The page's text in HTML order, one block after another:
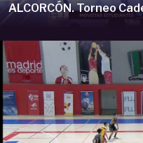
ALCORCÓN. Torneo